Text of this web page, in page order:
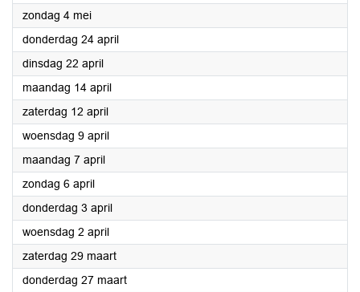
zondag 4 mei2025
donderdag 24 april2025
dinsdag 22 april2025
maandag 14 april2025
zaterdag 12 april2025
woensdag 9 april2025
maandag 7 april2025
zondag 6 april2025
donderdag 3 april2025
woensdag 2 april2025
zaterdag 29 maart2025
donderdag 27 maart2025